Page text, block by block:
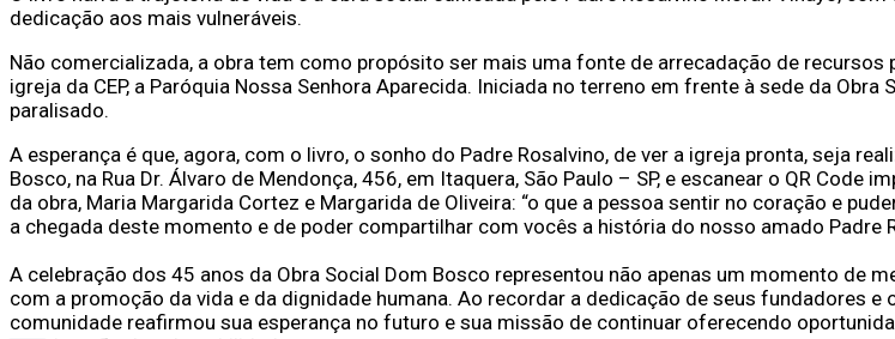
dedicação aos mais vulneráveis.
Não comercializada, a obra tem como propósito ser mais uma fonte de arrecadação de
igreja da CEP, a Paróquia Nossa Senhora Aparecida. Iniciada no terreno em frente à sede da
paralisado.
A esperança é que, agora, com o livro, o sonho do Padre Rosalvino, de ver a igreja pronta, seja
Bosco, na Rua Dr. Álvaro de Mendonça, 456, em Itaquera, São Paulo – SP, e escanear o QR
da obra, Maria Margarida Cortez e Margarida de Oliveira: “o que a pessoa sentir no coração e
a chegada deste momento e de poder compartilhar com vocês a história do nosso amado Padre
A celebração dos 45 anos da Obra Social Dom Bosco representou não apenas um momento de
com a promoção da vida e da dignidade humana. Ao recordar a dedicação de seus fundadores
comunidade reafirmou sua esperança no futuro e sua missão de continuar oferecendo